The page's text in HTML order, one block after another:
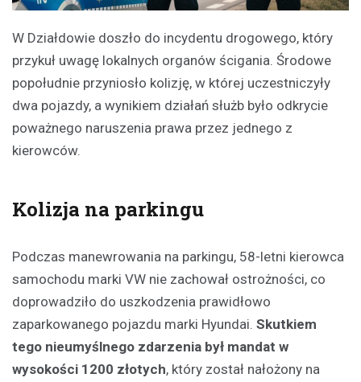
W Działdowie doszło do incydentu drogowego, który
przykuł uwagę lokalnych organów ścigania. Środowe
popołudnie przyniosło kolizję, w której uczestniczyły
dwa pojazdy, a wynikiem działań służb było odkrycie
poważnego naruszenia prawa przez jednego z
kierowców.
Kolizja na parkingu
Podczas manewrowania na parkingu, 58-letni kierowca
samochodu marki VW nie zachował ostrożności, co
doprowadziło do uszkodzenia prawidłowo
zaparkowanego pojazdu marki Hyundai. Skutkiem
tego nieumyślnego zdarzenia był mandat w
wysokości 1200 złotych, który został nałożony na